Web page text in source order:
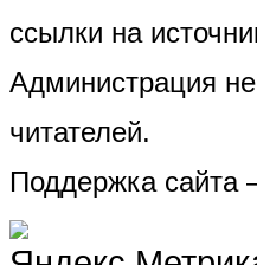
ссылки на
Администрация
читателей.
Поддержка сайта